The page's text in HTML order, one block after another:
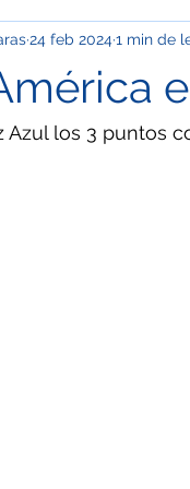
Info Cupp
Clima
24 feb 20241 min de
Azul los 3 puntos